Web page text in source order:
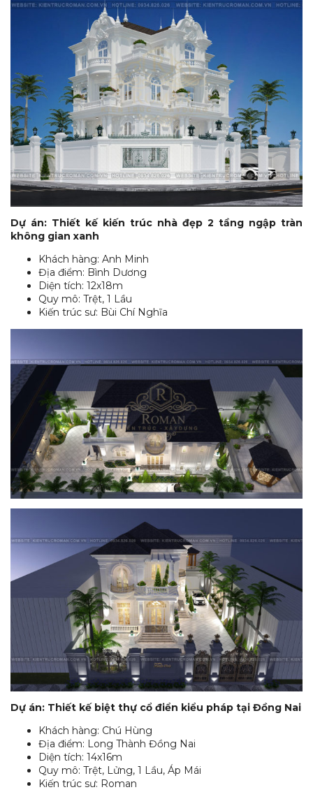
Dự án: Thiết kế kiến trúc nhà đẹp 2 tầng ngập tràn
không gian xanh
Khách hàng: Anh Minh
Địa điểm: Bình Dương
Diện tích: 12x18m
Quy mô: Trệt, 1 Lầu
Kiến trúc sư: Bùi Chí Nghĩa
Dự án: Thiết kế biệt thự cổ điển kiểu pháp tại Đồng Nai
Khách hàng: Chú Hùng
Địa điểm: Long Thành Đồng Nai
Diện tích: 14x16m
Quy mô: Trệt, Lửng, 1 Lầu, Áp Mái
Kiến trúc sư: Roman